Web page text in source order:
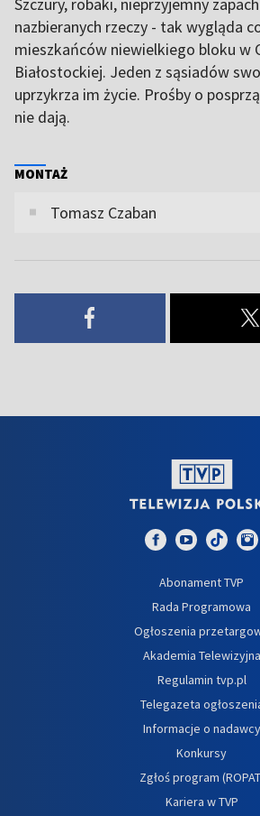
nazbieranych rzeczy - tak wygląda
mieszkańców niewielkiego bloku w
Białostockiej. Jeden z sąsiadów
uprzykrza im życie. Prośby o
nie dają.
MONTAŻ
Tomasz Czaban
Abonament TVP
Rada Programowa
Ogłoszenia
Akademia Telewizyjna
Regulamin tvp.pl
Telegazeta
Informacje o nadawcy
Konkursy
Zgłoś program
Kariera w TVP